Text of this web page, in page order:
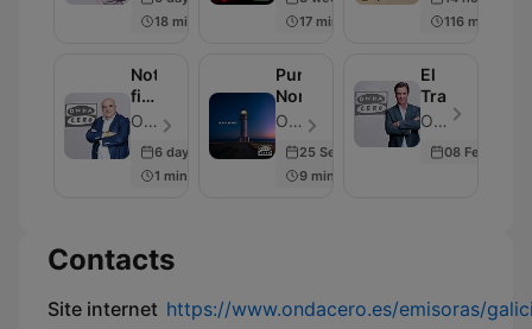
18 min
17 min
116 min
Noticias
fin
de
semana
OndaCero - Épisode 297
6 days ago
1 min
Punta
Norte
OndaCero - Épisode 300
25 Sep 2025
9 min
El
Transistor
OndaCero - Épisode 300
08 Feb 2024
Contacts
Site internet https://www.ondacero.es/emisoras/